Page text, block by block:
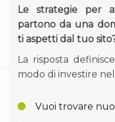
Le strategie per
partono da una
ti aspetti dal tuo
La risposta
modo di investire
Vuoi trovare